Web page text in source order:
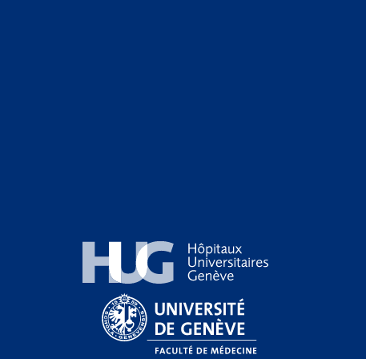
Hôpitaux Universitaires Genève
Université de Genève